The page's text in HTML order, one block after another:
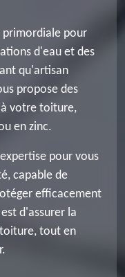
pour
d'eau et des
qu'artisan
propose des
votre toiture,
en zinc.
pour vous
capable de
efficacement
d'assurer la
tout en